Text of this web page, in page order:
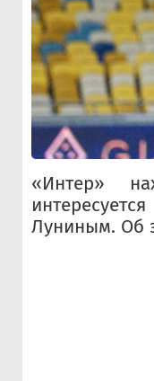
«Интер»
Луниным. Об